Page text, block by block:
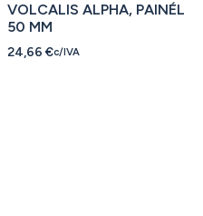
VOLCALIS ALPHA, PAINÉL
50 MM
24,66 €c/IVA